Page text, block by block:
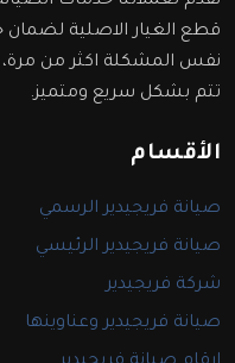
قطع الغيار الاصلية
نفس المشكلة اكثر من مرة،
تتم بشكل سريع ومتميز.
الأقسام
صيانة فريجيدير الرسمي
صيانة فريجيدير الرئيسي
شركة فريجيدير
صيانة فريجيدير وعناوينها